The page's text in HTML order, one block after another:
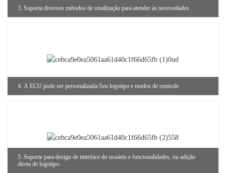
3. Suporta diversos métodos de sinalização para atender às necessidades.
4. A ECU pode ser personalizada.Seu logotipo e modos de controle.
5. Suporte para design de interface do usuário e funcionalidades, ou adição
direta de logotipo.